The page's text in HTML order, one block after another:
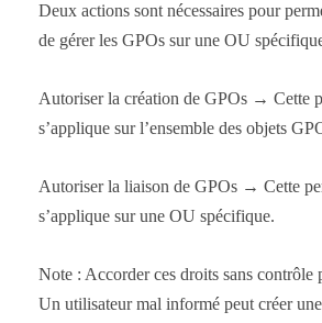
Deux actions sont nécessaires pour
de gérer les GPOs sur une OU
Autoriser la création de GPOs → Cette
s’applique sur l’ensemble des objets
Autoriser la liaison de GPOs → Cette
s’applique sur une OU spécifique.
Note : Accorder ces droits sans contrôle
Un utilisateur mal informé peut créer